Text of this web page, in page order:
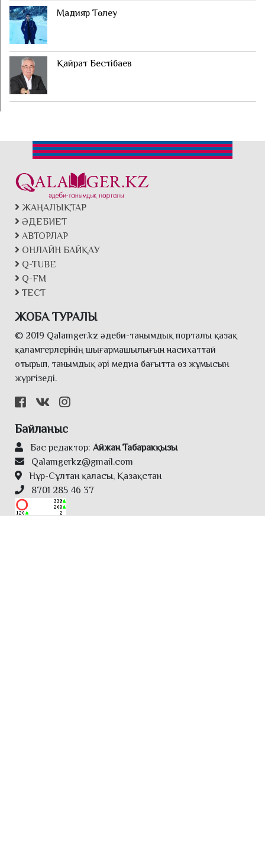
Мадияр Төлеу
Қайрат Бестібаев
ЖАҢАЛЫҚТАР
ӘДЕБИЕТ
АВТОРЛАР
ОНЛАЙН БАЙҚАУ
Q-TUBE
Q-FM
ТЕСТ
ЖОБА ТУРАЛЫ
© 2019 Qalamger.kz әдеби-танымдық порталы қазақ
қаламгерлерінің шығармашылығын насихаттай
отырып, танымдық әрі медиа бағытта өз жұмысын
жүргізеді.
Байланыс
Бас редактор: Айжан Табаракқызы
Qalamgerkz@gmail.com
Нұр-Сұлтан қаласы, Қазақстан
8701 285 46 37